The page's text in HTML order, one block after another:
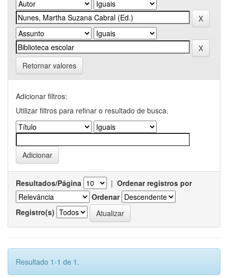
Retornar valores
Adicionar filtros:
Utilizar filtros para refinar o resultado de busca.
Resultados/Página | Ordenar registros por
Ordenar
Registro(s)
Resultado 1-1 de 1.